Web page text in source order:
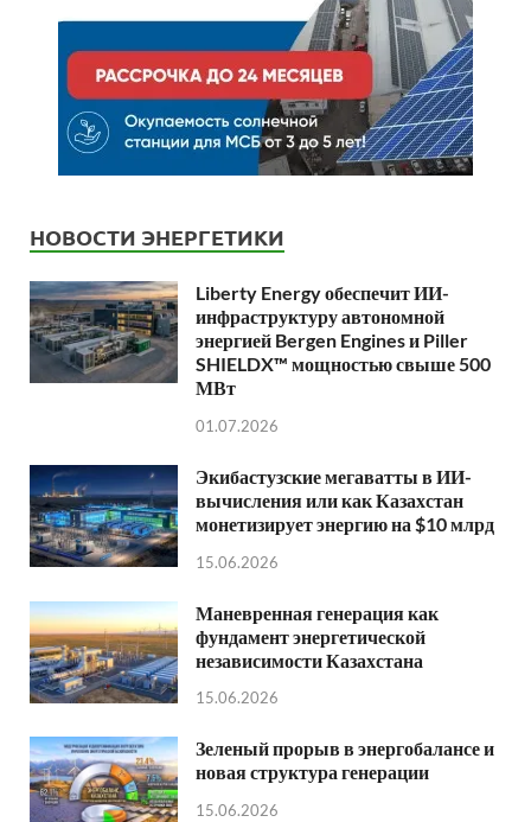
НОВОСТИ ЭНЕРГЕТИКИ
Liberty Energy обеспечит ИИ-
инфраструктуру автономной
энергией Bergen Engines и Piller
SHIELDX™ мощностью свыше 500
МВт
01.07.2026
Экибастузские мегаватты в ИИ-
вычисления или как Казахстан
монетизирует энергию на $10 млрд
15.06.2026
Маневренная генерация как
фундамент энергетической
независимости Казахстана
15.06.2026
Зеленый прорыв в энергобалансе и
новая структура генерации
15.06.2026